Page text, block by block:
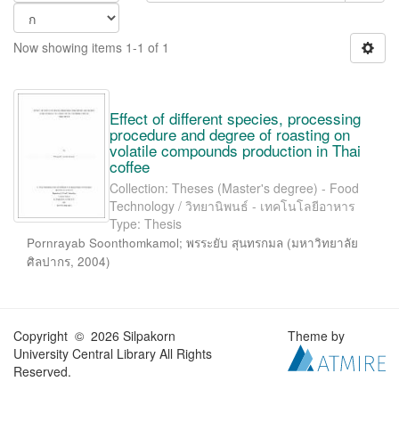
Now showing items 1-1 of 1
Effect of different species, processing
procedure and degree of roasting on
volatile compounds production in Thai
coffee
Collection: Theses (Master's degree) - Food
Technology / วิทยานิพนธ์ - เทคโนโลยีอาหาร
Type: Thesis
Pornrayab Soonthomkamol; พรระยับ สุนทรกมล (มหาวิทยาลัย
ศิลปากร, 2004)
Copyright © 2026 Silpakorn
University Central Library All Rights
Reserved.
Theme by